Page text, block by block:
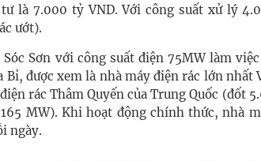
là 7.000 tỷ VND. Với công suất xử lý
ướt).
Sơn với công suất điện 75MW làm
Bỉ, được xem là nhà máy điện rác lớn nhất
rác Thâm Quyến của Trung Quốc (đốt
MW). Khi hoạt động chính thức, nhà
ngày.